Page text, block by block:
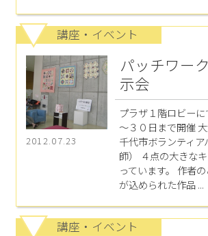
講座・イベント
2012.07.23
パッチワー
示会
プラザ１階ロビー
～３０日まで開催
千代市ボランティ
師） ４点の大きな
っています。 作者
が込められた作品 ...
講座・イベント